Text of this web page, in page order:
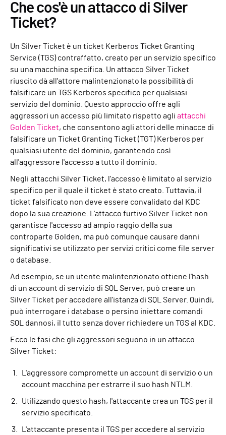
Che cos'è un attacco di Silver
Ticket?
Un Silver Ticket è un ticket Kerberos Ticket Granting
Service (TGS) contraffatto, creato per un servizio specifico
su una macchina specifica. Un attacco Silver Ticket
riuscito dà all'attore malintenzionato la possibilità di
falsificare un TGS Kerberos specifico per qualsiasi
servizio del dominio. Questo approccio offre agli
aggressori un accesso più limitato rispetto agli attacchi
Golden Ticket, che consentono agli attori delle minacce di
falsificare un Ticket Granting Ticket (TGT) Kerberos per
qualsiasi utente del dominio, garantendo così
all'aggressore l'accesso a tutto il dominio.
Negli attacchi Silver Ticket, l'accesso è limitato al servizio
specifico per il quale il ticket è stato creato. Tuttavia, il
ticket falsificato non deve essere convalidato dal KDC
dopo la sua creazione. L'attacco furtivo Silver Ticket non
garantisce l'accesso ad ampio raggio della sua
controparte Golden, ma può comunque causare danni
significativi se utilizzato per servizi critici come file server
o database.
Ad esempio, se un utente malintenzionato ottiene l'hash
di un account di servizio di SQL Server, può creare un
Silver Ticket per accedere all'istanza di SQL Server. Quindi,
può interrogare i database o persino iniettare comandi
SQL dannosi, il tutto senza dover richiedere un TGS al KDC.
Ecco le fasi che gli aggressori seguono in un attacco
Silver Ticket:
L'aggressore compromette un account di servizio o un
account macchina per estrarre il suo hash NTLM.
Utilizzando questo hash, l'attaccante crea un TGS per il
servizio specificato.
L'attaccante presenta il TGS per accedere al servizio